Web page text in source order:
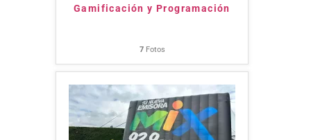
Gamificación y Programación
7Fotos